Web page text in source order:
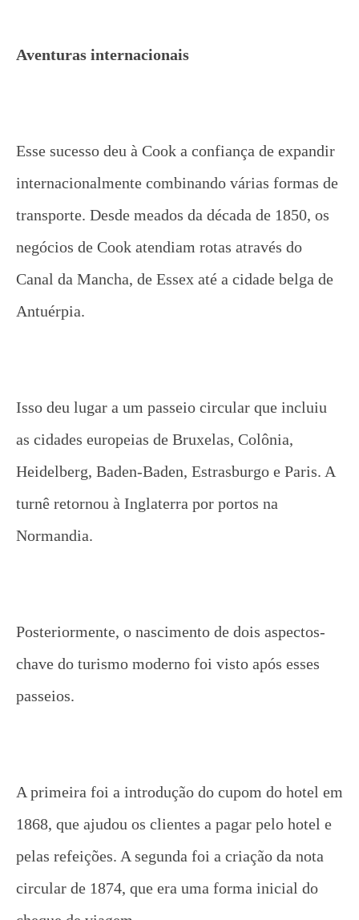
Aventuras internacionais
Esse sucesso deu à Cook a confiança de expandir
internacionalmente combinando várias formas de
transporte. Desde meados da década de 1850, os
negócios de Cook atendiam rotas através do
Canal da Mancha, de Essex até a cidade belga de
Antuérpia.
Isso deu lugar a um passeio circular que incluiu
as cidades europeias de Bruxelas, Colônia,
Heidelberg, Baden-Baden, Estrasburgo e Paris. A
turnê retornou à Inglaterra por portos na
Normandia.
Posteriormente, o nascimento de dois aspectos-
chave do turismo moderno foi visto após esses
passeios.
A primeira foi a introdução do cupom do hotel em
1868, que ajudou os clientes a pagar pelo hotel e
pelas refeições. A segunda foi a criação da nota
circular de 1874, que era uma forma inicial do